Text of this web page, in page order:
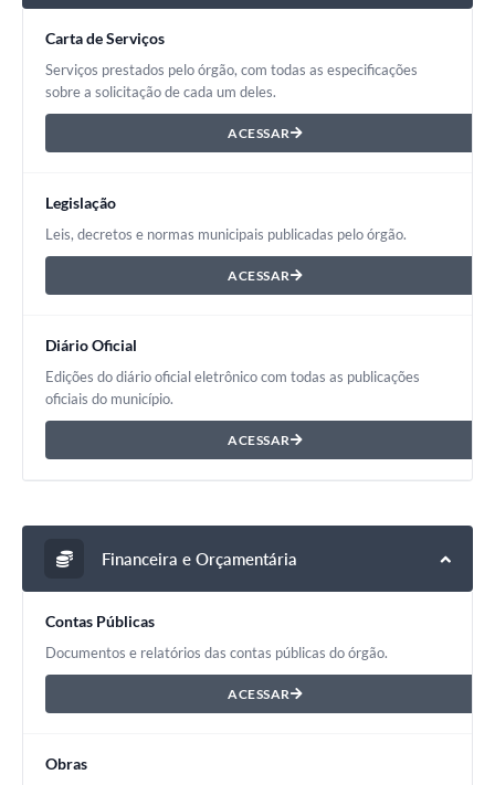
IPTU
Galeria de Fotos
Arquivos para Download
Projetos
Contas Públicas
Legislação
Links
Serviços Online
Telefones Úteis
Carta de Serviços
Serviços prestados pelo órgão, com todas as especificações
sobre a solicitação de cada um deles.
ACESSAR
Legislação
Leis, decretos e normas municipais publicadas pelo órgão.
ACESSAR
Diário Oficial
Edições do diário oficial eletrônico com todas as publicações
oficiais do município.
ACESSAR
Financeira e Orçamentária
Contas Públicas
Documentos e relatórios das contas públicas do órgão.
ACESSAR
Obras